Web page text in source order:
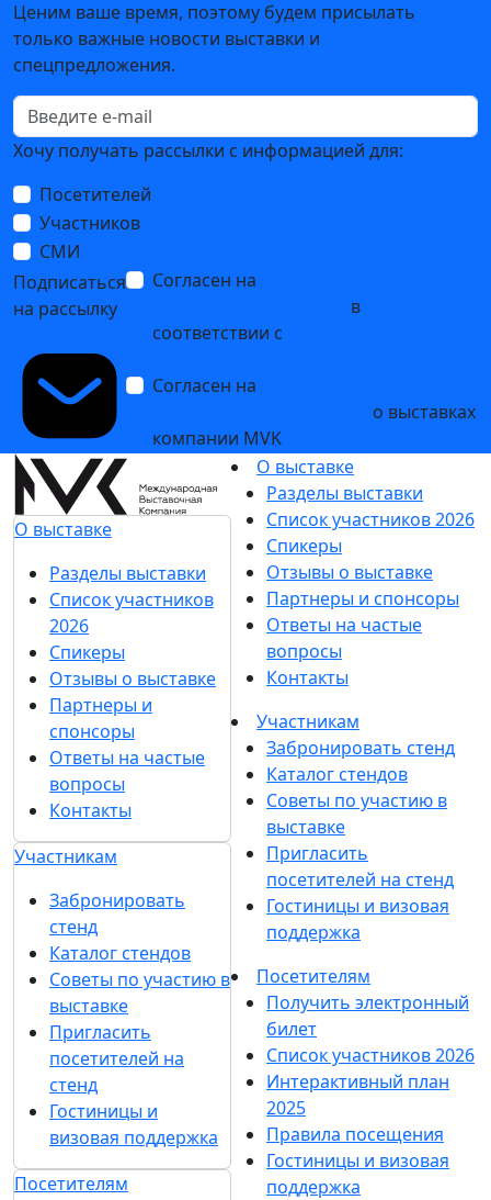
Ценим ваше время, поэтому будем присылать
только важные новости выставки и
спецпредложения.
Хочу получать рассылки с информацией для:
Посетителей
Участников
СМИ
Подписаться
на рассылку
Согласен на
в
соответствии с
Согласен на
о выставках
компании MVK
О выставке
Разделы выставки
Список участников
2026
Спикеры
Отзывы о выставке
Партнеры и
спонсоры
Ответы на частые
вопросы
Контакты
Участникам
Забронировать
стенд
Каталог стендов
Советы по участию в
выставке
Пригласить
посетителей на
стенд
Гостиницы и
визовая поддержка
Посетителям
О выставке
Разделы выставки
Список участников 2026
Спикеры
Отзывы о выставке
Партнеры и спонсоры
Ответы на частые
вопросы
Контакты
Участникам
Забронировать стенд
Каталог стендов
Советы по участию в
выставке
Пригласить
посетителей на стенд
Гостиницы и визовая
поддержка
Посетителям
Получить электронный
билет
Список участников 2026
Интерактивный план
2025
Правила посещения
Гостиницы и визовая
поддержка